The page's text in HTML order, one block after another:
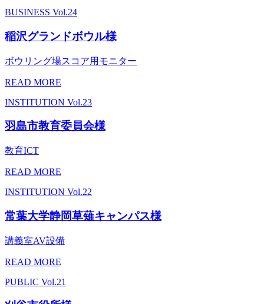
BUSINESS Vol.24
稲沢グランドボウル様
ボウリング場スコア用モニター
READ MORE
INSTITUTION Vol.23
羽島市教育委員会様
教育ICT
READ MORE
INSTITUTION Vol.22
常葉大学静岡草薙キャンパス様
講義室AV設備
READ MORE
PUBLIC Vol.21